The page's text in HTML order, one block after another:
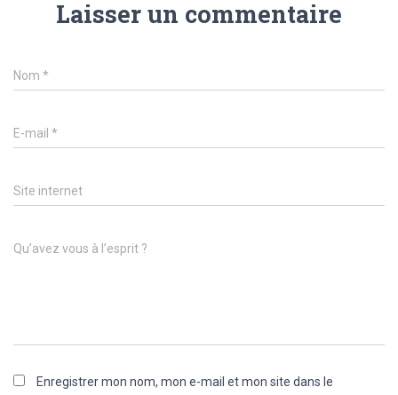
Laisser un commentaire
Nom *
E-mail *
Site internet
Qu’avez vous à l’esprit ?
Enregistrer mon nom, mon e-mail et mon site dans le